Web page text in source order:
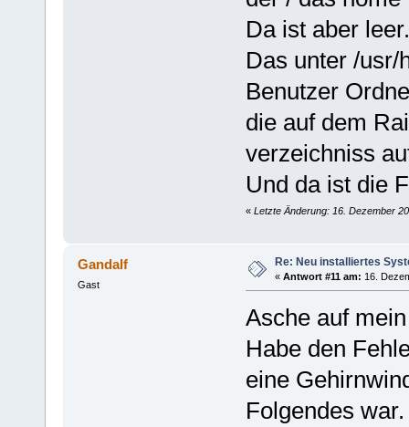
Da ist aber
Das unter /usr/
Benutzer
die auf dem
verzeichniss
Und da ist die
« Letzte Änderung: 16. Dezember
Gandalf
Gast
Re: Neu installiertes
« Antwort #11 am: 16.
Asche auf
Habe den
eine
Folgendes war.